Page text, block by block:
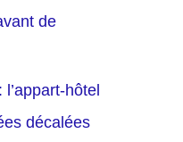
de
hôtel
décalées